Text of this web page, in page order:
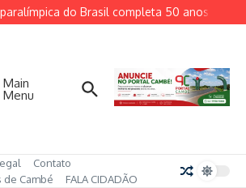
do Brasil completa 50 anos e
Main
Menu
Contato
Cambé
FALA CIDADÃO